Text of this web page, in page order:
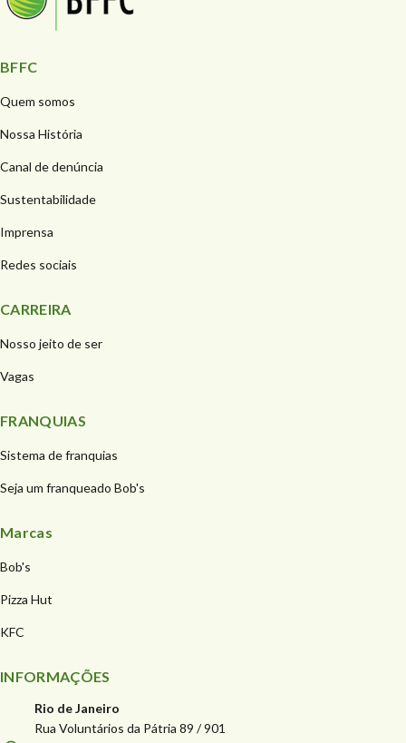
BFFC
Quem somos
Nossa História
Canal de denúncia
Sustentabilidade
Imprensa
Redes sociais
CARREIRA
Nosso jeito de ser
Vagas
FRANQUIAS
Sistema de franquias
Seja um franqueado Bob's
Marcas
Bob's
Pizza Hut
KFC
INFORMAÇÕES
Rio de Janeiro
Rua Voluntários da Pátria 89 / 901